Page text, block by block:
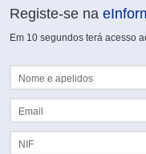
Registe-se na
Em 10 segundos terá acesso